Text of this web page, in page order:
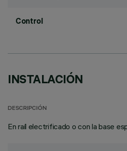
Control
INSTALACIÓN
DESCRIPCIÓN
En raíl electrificado o con la base